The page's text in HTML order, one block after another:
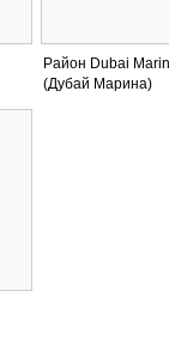
Район Dubai
(Дубай Марина)